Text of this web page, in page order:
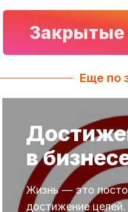
Еще по
в
Жизнь — это
достижение целей.